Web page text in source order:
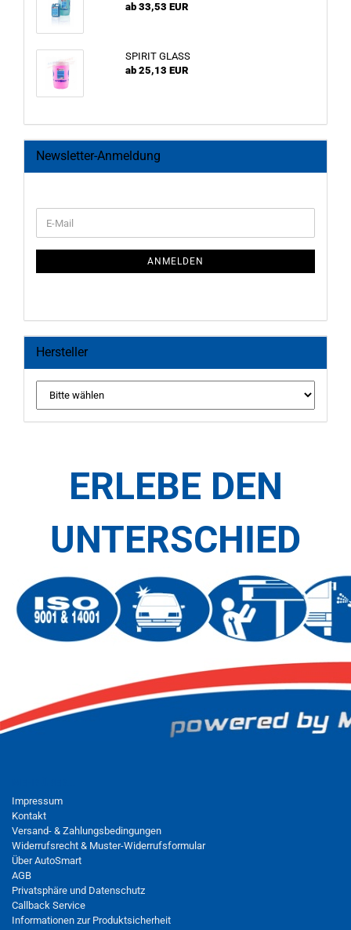
ab 33,53 EUR
SPIRIT GLASS
ab 25,13 EUR
Newsletter-Anmeldung
ZUR
E-
Mail
ANMELDEN
Hersteller
ERLEBE DEN
UNTERSCHIED
Impressum
Kontakt
Versand- & Zahlungsbedingungen
Widerrufsrecht & Muster-Widerrufsformular
Über AutoSmart
AGB
Privatsphäre und Datenschutz
Callback Service
Informationen zur Produktsicherheit